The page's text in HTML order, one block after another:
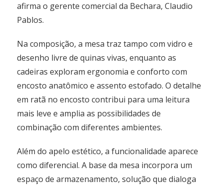
afirma o gerente comercial da Bechara, Claudio
Pablos.
Na composição, a mesa traz tampo com vidro e
desenho livre de quinas vivas, enquanto as
cadeiras exploram ergonomia e conforto com
encosto anatômico e assento estofado. O detalhe
em ratã no encosto contribui para uma leitura
mais leve e amplia as possibilidades de
combinação com diferentes ambientes.
Além do apelo estético, a funcionalidade aparece
como diferencial. A base da mesa incorpora um
espaço de armazenamento, solução que dialoga